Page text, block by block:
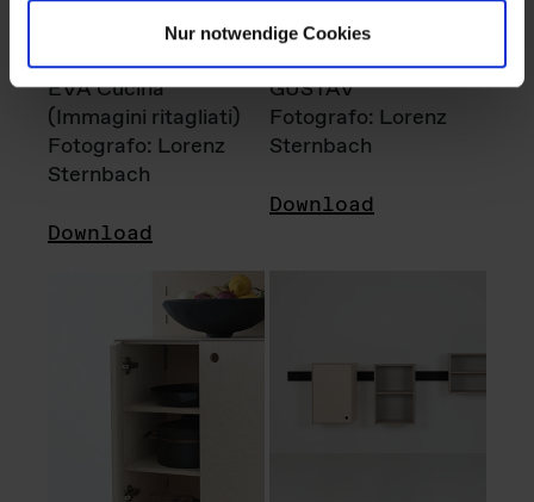
Nur notwendige Cookies
EVA Cucina
(Immagini ritagliati)
Fotografo: Lorenz
Sternbach
Download
GUSTAV
Fotografo: Lorenz
Sternbach
Download